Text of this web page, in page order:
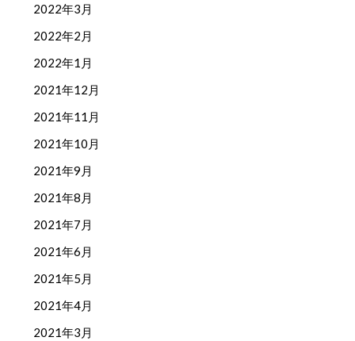
2022年3月
2022年2月
2022年1月
2021年12月
2021年11月
2021年10月
2021年9月
2021年8月
2021年7月
2021年6月
2021年5月
2021年4月
2021年3月